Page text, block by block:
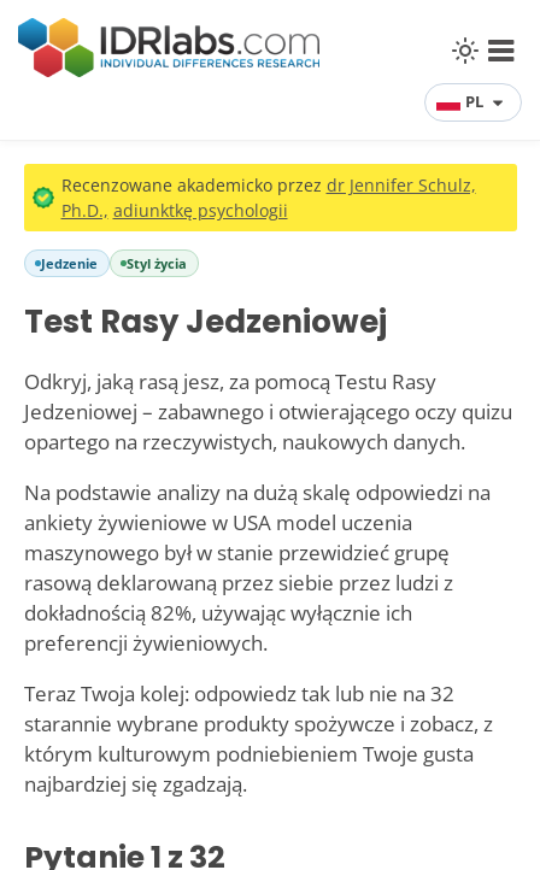
PL
Recenzowane akademicko przez dr Jennifer Schulz,
Ph.D., adiunktkę psychologii
Jedzenie Styl życia
Test Rasy Jedzeniowej
Odkryj, jaką rasą jesz, za pomocą Testu Rasy
Jedzeniowej – zabawnego i otwierającego oczy quizu
opartego na rzeczywistych, naukowych danych.
Na podstawie analizy na dużą skalę odpowiedzi na
ankiety żywieniowe w USA model uczenia
maszynowego był w stanie przewidzieć grupę
rasową deklarowaną przez siebie przez ludzi z
dokładnością 82%, używając wyłącznie ich
preferencji żywieniowych.
Teraz Twoja kolej: odpowiedz tak lub nie na 32
starannie wybrane produkty spożywcze i zobacz, z
którym kulturowym podniebieniem Twoje gusta
najbardziej się zgadzają.
Pytanie1 z 32